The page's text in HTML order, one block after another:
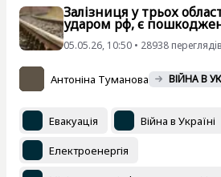
Залізниця у трьох
ударом рф, є
05.05.26, 10:50 • 28938 переглядiв
Антоніна Туманова ВІЙНА В
Евакуація Війна в Україні
Електроенергія